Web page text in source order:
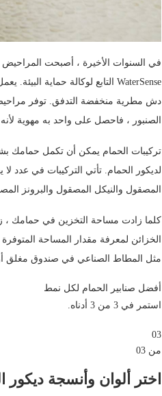
في السنوات الأخيرة ، أصبحت المراحيض
الصنبور ، فاحصل على واحد به مهوية لأنه
تركيبات الحمام يمكن أن تكمل حمامك
لديكور الحمام. تأتي التركيبات في عدد
المصقول والنيكل المصقول والبرونز
كلما زادت مساحة التخزين في حمامك ،
الخزائن لمعرفة مقدار المساحة
مثل المطاط الصناعي في صندوق مغلق
أفضل صنابير الحمام لكل نمط
استمر في 3 من 3 أدناه.
03
من 03
اختر ألوان وأنسجة ديكور